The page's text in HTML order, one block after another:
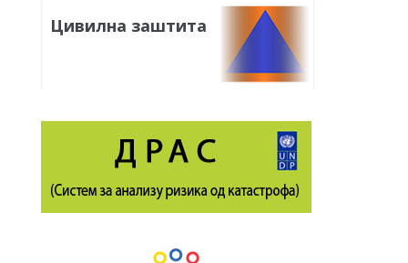
Цивилна заштита